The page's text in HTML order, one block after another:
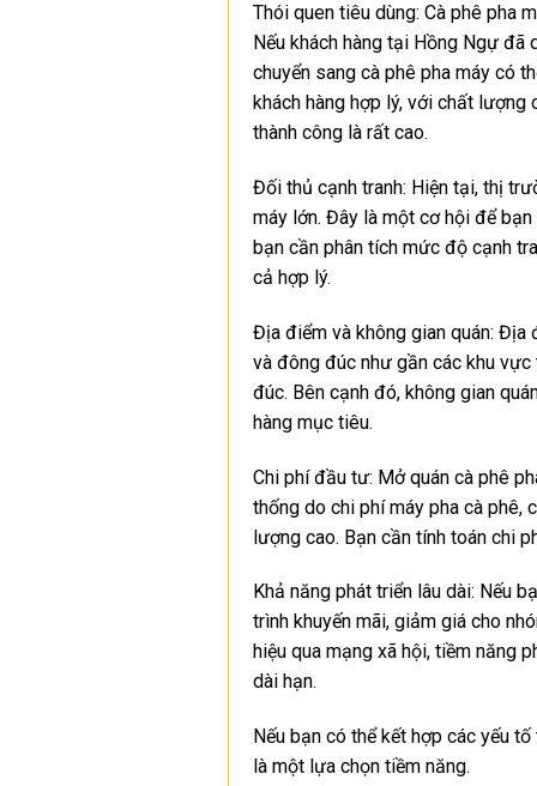
Thói quen tiêu dùng: Cà phê pha
Nếu khách hàng tại Hồng Ngự
chuyển sang cà phê pha máy có
khách hàng hợp lý, với chất lượng
thành công là rất cao.
Đối thủ cạnh tranh: Hiện tại, thị
máy lớn. Đây là một cơ hội để
bạn cần phân tích mức độ cạnh
cả hợp lý.
Địa điểm và không gian quán: Địa
và đông đúc như gần các khu
đúc. Bên cạnh đó, không gian
hàng mục tiêu.
Chi phí đầu tư: Mở quán cà phê
thống do chi phí máy pha cà phê,
lượng cao. Bạn cần tính toán chi
Khả năng phát triển lâu dài: Nếu
trình khuyến mãi, giảm giá cho
hiệu qua mạng xã hội, tiềm năng
dài hạn.
Nếu bạn có thể kết hợp các yếu
là một lựa chọn tiềm năng.